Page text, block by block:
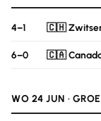
4–1 🇨🇭
6–0 🇨🇦
WO 24 JUN ·